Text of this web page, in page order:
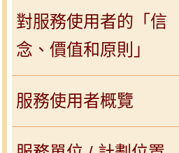
對服務使用者的「信
念、價值和原則」
服務使用者概覽